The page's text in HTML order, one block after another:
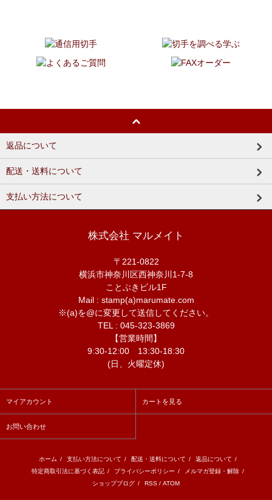
返品について
配送・送料について
支払い方法について
株式会社 マルメイト
〒221-0822
横浜市神奈川区西神奈川1-7-8
ことぶきビル1F
Mail : stamp(a)marumate.com
※(a)を@に変更して送信してください。
TEL : 045-323-3869
【営業時間】
9:30-12:00 13:30-18:30
(日、火曜定休)
マイアカウント カートを見る
お問い合わせ
ホーム / 支払い方法について / 配送・送料について / 返品について /
特定商取引法に基づく表記 / プライバシーポリシー / メルマガ登録・解除 /
ショップブログ / RSS / ATOM